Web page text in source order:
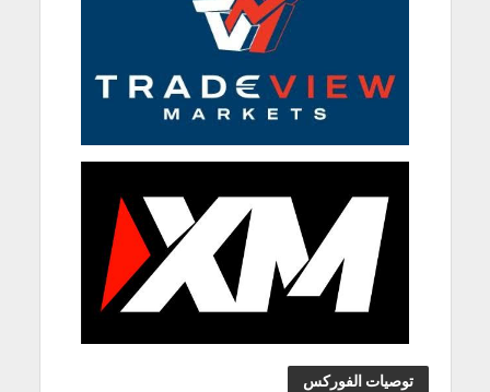
توصيات الفوركس